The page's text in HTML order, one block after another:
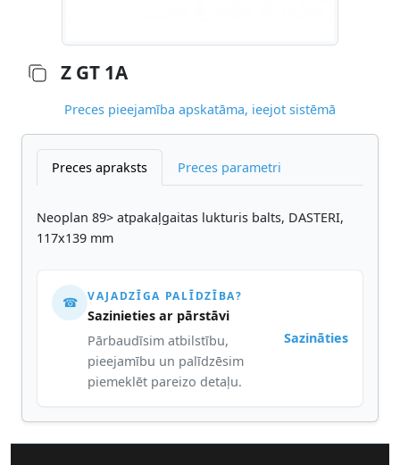
Z GT 1A
Preces pieejamība apskatāma, ieejot sistēmā
Preces apraksts Preces parametri
Neoplan 89> atpakaļgaitas lukturis balts, DASTERI,
117x139 mm
☎ VAJADZĪGA PALĪDZĪBA?
Sazinieties ar pārstāvi
Pārbaudīsim atbilstību,
pieejamību un palīdzēsim
piemeklēt pareizo detaļu.
Sazināties